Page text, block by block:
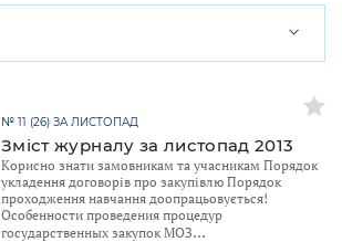
Зміст журналу за листопад 2013
№ 11 (26) ЗА ЛИСТОПАД
Корисно знати замовникам та учасникам Порядок
укладення договорів про закупівлю Порядок
проходження навчання доопрацьовується!
Особенности проведения процедур
государственных закупок МОЗ